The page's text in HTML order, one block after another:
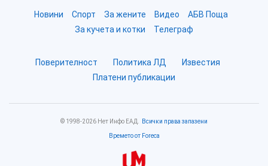
Новини Спорт За жените Видео
АБВ Поща
За кучета и котки
Телеграф
Поверителност Политика ЛД
Известия
Платени публикации
© 1998-2026 Нет Инфо ЕАД. Всички права запазени
Времето от Foreca